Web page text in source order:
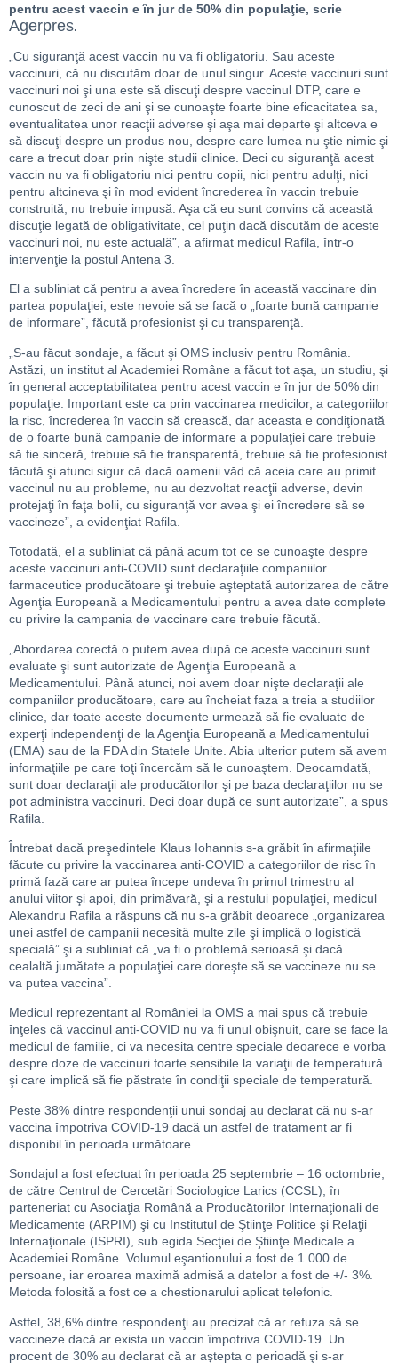
pentru acest vaccin e în jur de 50% din populaţie, scrie
Agerpres.
„Cu siguranţă acest vaccin nu va fi obligatoriu. Sau aceste
vaccinuri, că nu discutăm doar de unul singur. Aceste vaccinuri sunt
vaccinuri noi şi una este să discuţi despre vaccinul DTP, care e
cunoscut de zeci de ani şi se cunoaşte foarte bine eficacitatea sa,
eventualitatea unor reacţii adverse şi aşa mai departe şi altceva e
să discuţi despre un produs nou, despre care lumea nu ştie nimic şi
care a trecut doar prin nişte studii clinice. Deci cu siguranţă acest
vaccin nu va fi obligatoriu nici pentru copii, nici pentru adulţi, nici
pentru altcineva şi în mod evident încrederea în vaccin trebuie
construită, nu trebuie impusă. Aşa că eu sunt convins că această
discuţie legată de obligativitate, cel puţin dacă discutăm de aceste
vaccinuri noi, nu este actuală”, a afirmat medicul Rafila, într-o
intervenţie la postul Antena 3.
El a subliniat că pentru a avea încredere în această vaccinare din
partea populaţiei, este nevoie să se facă o „foarte bună campanie
de informare”, făcută profesionist şi cu transparenţă.
„S-au făcut sondaje, a făcut şi OMS inclusiv pentru România.
Astăzi, un institut al Academiei Române a făcut tot aşa, un studiu, şi
în general acceptabilitatea pentru acest vaccin e în jur de 50% din
populaţie. Important este ca prin vaccinarea medicilor, a categoriilor
la risc, încrederea în vaccin să crească, dar aceasta e condiţionată
de o foarte bună campanie de informare a populaţiei care trebuie
să fie sinceră, trebuie să fie transparentă, trebuie să fie profesionist
făcută şi atunci sigur că dacă oamenii văd că aceia care au primit
vaccinul nu au probleme, nu au dezvoltat reacţii adverse, devin
protejaţi în faţa bolii, cu siguranţă vor avea şi ei încredere să se
vaccineze”, a evidenţiat Rafila.
Totodată, el a subliniat că până acum tot ce se cunoaşte despre
aceste vaccinuri anti-COVID sunt declaraţiile companiilor
farmaceutice producătoare şi trebuie aşteptată autorizarea de către
Agenţia Europeană a Medicamentului pentru a avea date complete
cu privire la campania de vaccinare care trebuie făcută.
„Abordarea corectă o putem avea după ce aceste vaccinuri sunt
evaluate şi sunt autorizate de Agenţia Europeană a
Medicamentului. Până atunci, noi avem doar nişte declaraţii ale
companiilor producătoare, care au încheiat faza a treia a studiilor
clinice, dar toate aceste documente urmează să fie evaluate de
experţi independenţi de la Agenţia Europeană a Medicamentului
(EMA) sau de la FDA din Statele Unite. Abia ulterior putem să avem
informaţiile pe care toţi încercăm să le cunoaştem. Deocamdată,
sunt doar declaraţii ale producătorilor şi pe baza declaraţiilor nu se
pot administra vaccinuri. Deci doar după ce sunt autorizate”, a spus
Rafila.
Întrebat dacă preşedintele Klaus Iohannis s-a grăbit în afirmaţiile
făcute cu privire la vaccinarea anti-COVID a categoriilor de risc în
primă fază care ar putea începe undeva în primul trimestru al
anului viitor şi apoi, din primăvară, şi a restului populaţiei, medicul
Alexandru Rafila a răspuns că nu s-a grăbit deoarece „organizarea
unei astfel de campanii necesită multe zile şi implică o logistică
specială” şi a subliniat că „va fi o problemă serioasă şi dacă
cealaltă jumătate a populaţiei care doreşte să se vaccineze nu se
va putea vaccina”.
Medicul reprezentant al României la OMS a mai spus că trebuie
înţeles că vaccinul anti-COVID nu va fi unul obişnuit, care se face la
medicul de familie, ci va necesita centre speciale deoarece e vorba
despre doze de vaccinuri foarte sensibile la variaţii de temperatură
şi care implică să fie păstrate în condiţii speciale de temperatură.
Peste 38% dintre respondenţii unui sondaj au declarat că nu s-ar
vaccina împotriva COVID-19 dacă un astfel de tratament ar fi
disponibil în perioada următoare.
Sondajul a fost efectuat în perioada 25 septembrie – 16 octombrie,
de către Centrul de Cercetări Sociologice Larics (CCSL), în
parteneriat cu Asociaţia Română a Producătorilor Internaţionali de
Medicamente (ARPIM) şi cu Institutul de Ştiinţe Politice şi Relaţii
Internaţionale (ISPRI), sub egida Secţiei de Ştiinţe Medicale a
Academiei Române. Volumul eşantionului a fost de 1.000 de
persoane, iar eroarea maximă admisă a datelor a fost de +/- 3%.
Metoda folosită a fost ce a chestionarului aplicat telefonic.
Astfel, 38,6% dintre respondenţi au precizat că ar refuza să se
vaccineze dacă ar exista un vaccin împotriva COVID-19. Un
procent de 30% au declarat că ar aştepta o perioadă şi s-ar